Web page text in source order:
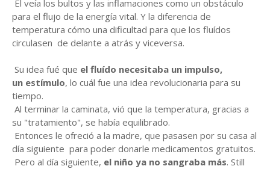
El veía los bultos y las inflamaciones como un obstáculo
para el flujo de la energía vital. Y la diferencia de
temperatura cómo una dificultad para que los fluídos
circulasen de delante a atrás y viceversa.
Su idea fué que el fluído necesitaba un impulso,
un estímulo, lo cuál fue una idea revolucionaria para su
tiempo.
Al terminar la caminata, vió que la temperatura, gracias a
su "tratamiento", se había equilibrado.
Entonces le ofreció a la madre, que pasasen por su casa al
día siguiente para poder donarle medicamentos gratuitos.
Pero al día siguiente, el niño ya no sangraba más. Still